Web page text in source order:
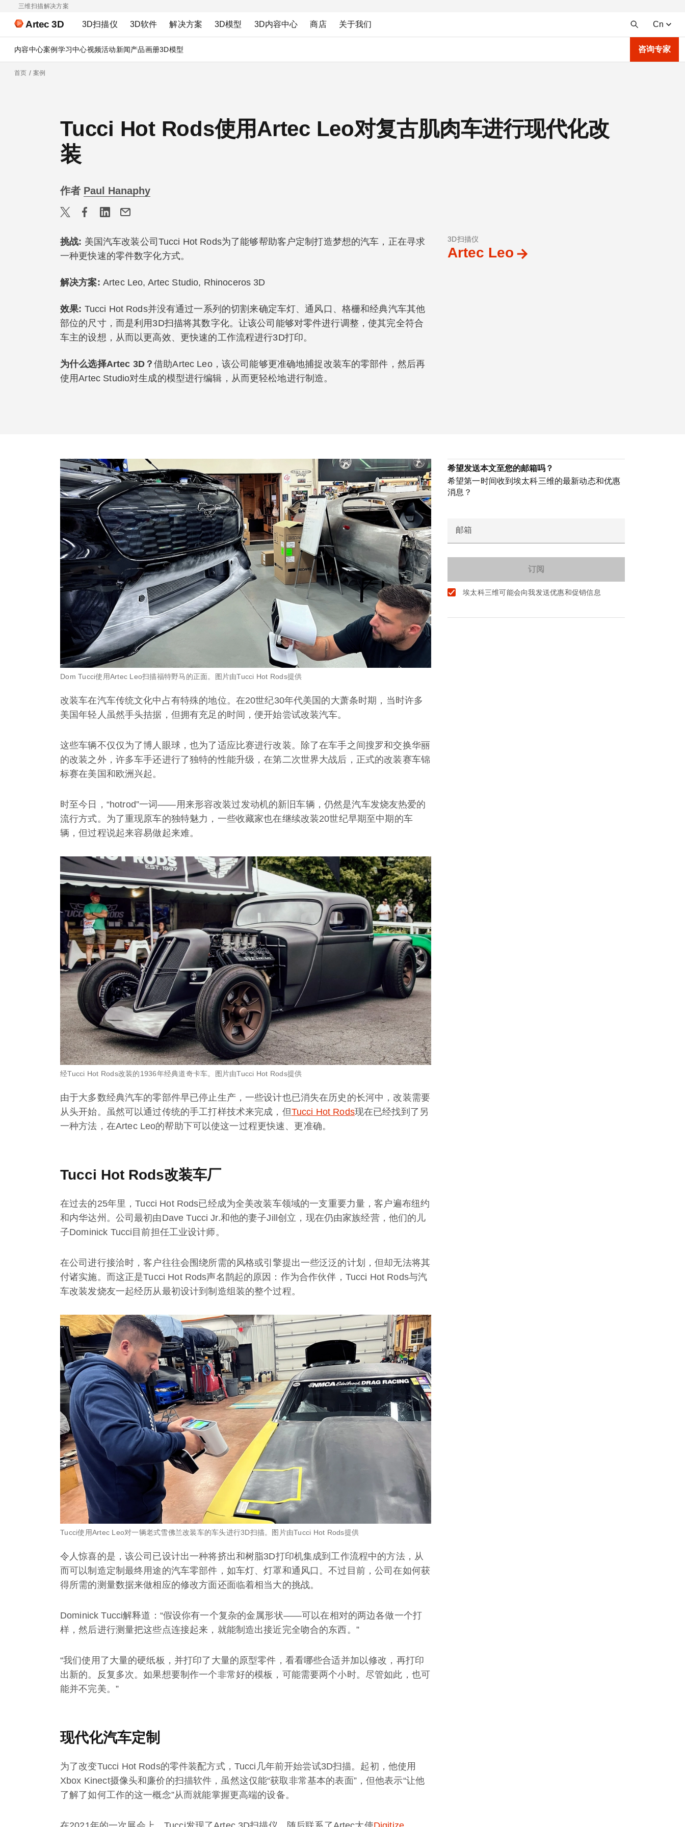
三维扫描解决方案
Artec 3D 3D扫描仪 3D软件 解决方案 3D模型 3D内容中心 商店 关于我们 Cn
内容中心案例 学习中心视频活动新闻产品画册3D模型 咨询专家
首页 案例
Tucci Hot Rods使用Artec Leo对复古肌肉车进行现代化改
装
作者 Paul Hanaphy
3D扫描仪
Artec Leo
挑战: 美国汽车改装公司Tucci Hot Rods为了能够帮助客户定制打造梦想的汽车，正在寻求
一种更快速的零件数字化方式。
解决方案: Artec Leo, Artec Studio, Rhinoceros 3D
效果: Tucci Hot Rods并没有通过一系列的切割来确定车灯、通风口、格栅和经典汽车其他
部位的尺寸，而是利用3D扫描将其数字化。让该公司能够对零件进行调整，使其完全符合
车主的设想，从而以更高效、更快速的工作流程进行3D打印。
为什么选择Artec 3D？借助Artec Leo，该公司能够更准确地捕捉改装车的零部件，然后再
使用Artec Studio对生成的模型进行编辑，从而更轻松地进行制造。
Dom Tucci使用Artec Leo扫描福特野马的正面。图片由Tucci Hot Rods提供
改装车在汽车传统文化中占有特殊的地位。在20世纪30年代美国的大萧条时期，当时许多
美国年轻人虽然手头拮据，但拥有充足的时间，便开始尝试改装汽车。
这些车辆不仅仅为了博人眼球，也为了适应比赛进行改装。除了在车手之间搜罗和交换华丽
的改装之外，许多车手还进行了独特的性能升级，在第二次世界大战后，正式的改装赛车锦
标赛在美国和欧洲兴起。
时至今日，“hotrod”一词——用来形容改装过发动机的新旧车辆，仍然是汽车发烧友热爱的
流行方式。为了重现原车的独特魅力，一些收藏家也在继续改装20世纪早期至中期的车
辆，但过程说起来容易做起来难。
经Tucci Hot Rods改装的1936年经典道奇卡车。图片由Tucci Hot Rods提供
由于大多数经典汽车的零部件早已停止生产，一些设计也已消失在历史的长河中，改装需要
从头开始。虽然可以通过传统的手工打样技术来完成，但Tucci Hot Rods现在已经找到了另
一种方法，在Artec Leo的帮助下可以使这一过程更快速、更准确。
Tucci Hot Rods改装车厂
在过去的25年里，Tucci Hot Rods已经成为全美改装车领域的一支重要力量，客户遍布纽约
和内华达州。公司最初由Dave Tucci Jr.和他的妻子Jill创立，现在仍由家族经营，他们的儿
子Dominick Tucci目前担任工业设计师。
在公司进行接洽时，客户往往会围绕所需的风格或引擎提出一些泛泛的计划，但却无法将其
付诸实施。而这正是Tucci Hot Rods声名鹊起的原因：作为合作伙伴，Tucci Hot Rods与汽
车改装发烧友一起经历从最初设计到制造组装的整个过程。
Tucci使用Artec Leo对一辆老式雪佛兰改装车的车头进行3D扫描。图片由Tucci Hot Rods提供
令人惊喜的是，该公司已设计出一种将挤出和树脂3D打印机集成到工作流程中的方法，从
而可以制造定制最终用途的汽车零部件，如车灯、灯罩和通风口。不过目前，公司在如何获
得所需的测量数据来做相应的修改方面还面临着相当大的挑战。
Dominick Tucci解释道：“假设你有一个复杂的金属形状——可以在相对的两边各做一个打
样，然后进行测量把这些点连接起来，就能制造出接近完全吻合的东西。”
“我们使用了大量的硬纸板，并打印了大量的原型零件，看看哪些合适并加以修改，再打印
出新的。反复多次。如果想要制作一个非常好的模板，可能需要两个小时。尽管如此，也可
能并不完美。”
现代化汽车定制
为了改变Tucci Hot Rods的零件装配方式，Tucci几年前开始尝试3D扫描。起初，他使用
Xbox Kinect摄像头和廉价的扫描软件，虽然这仅能“获取非常基本的表面”，但他表示“让他
了解了如何工作的这一概念”从而就能掌握更高端的设备。
希望发送本文至您的邮箱吗？
希望第一时间收到埃太科三维的最新动态和优惠
消息？
邮箱
埃太科三维可能会向我发送优惠和促销信息